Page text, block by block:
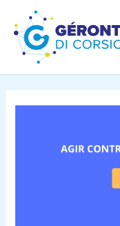
contenu